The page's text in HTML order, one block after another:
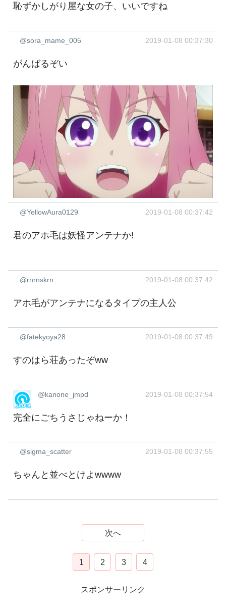
恥ずかしがり屋な女の子、いいですね
@sora_mame_005 2019-01-08 00:37:30
がんばるぞい
@YellowAura0129 2019-01-08 00:37:42
君のアホ毛は妖怪アンテナか!
@rnrnskrn 2019-01-08 00:37:42
アホ毛がアンテナになるタイプの主人公
@fatekyoya28 2019-01-08 00:37:49
すのはら荘あったぞww
@kanone_jmpd 2019-01-08 00:37:54
完全にごちうさじゃねーか！
@sigma_scatter 2019-01-08 00:37:55
ちゃんと並べとけよwwww
次へ
1 2 3 4
スポンサーリンク